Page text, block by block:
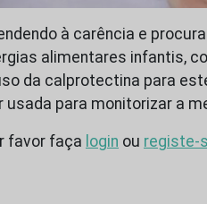
à carência e
alimentares infantis,
da calprotectina para
usada para monitorizar a
favor faça login ou registe-